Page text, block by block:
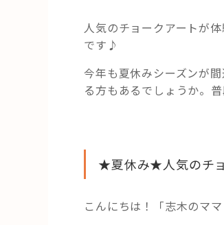
人気のチョークアートが
です♪
今年も夏休みシーズンが
る方もあるでしょうか。
★夏休み★人気のチ
こんにちは！「志木のマ